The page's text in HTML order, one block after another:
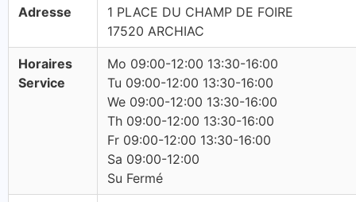
Adresse
1 PLACE DU CHAMP DE FOIRE
17520 ARCHIAC
Horaires
Service
Mo 09:00-12:00 13:30-16:00
Tu 09:00-12:00 13:30-16:00
We 09:00-12:00 13:30-16:00
Th 09:00-12:00 13:30-16:00
Fr 09:00-12:00 13:30-16:00
Sa 09:00-12:00
Su Fermé